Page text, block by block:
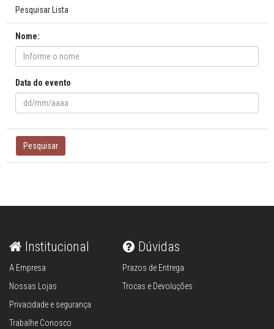
Pesquisar Lista
Nome:
Data do evento
Pesquisar
Institucional
A Empresa
Nossas Lojas
Privacidade e segurança
Trabalhe Conosco
Dúvidas
Prazos de Entrega
Trocas e Devoluções